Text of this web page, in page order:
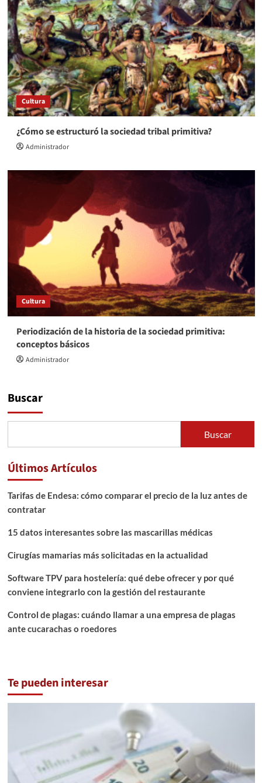
Cultura
¿Cómo se estructuró la sociedad tribal primitiva?
Administrador
Cultura
Periodización de la historia de la sociedad primitiva:
conceptos básicos
Administrador
Buscar
Buscar
Últimos Artículos
Tarifas de Endesa: cómo comparar el precio de la luz antes de
contratar
15 datos interesantes sobre las mascarillas médicas
Cirugías mamarias más solicitadas en la actualidad
Software TPV para hostelería: qué debe ofrecer y por qué
conviene integrarlo con la gestión del restaurante
Control de plagas: cuándo llamar a una empresa de plagas
ante cucarachas o roedores
Te pueden interesar